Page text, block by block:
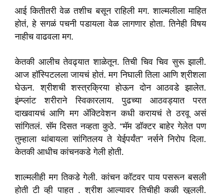
आई कितीतरी वेळ तशीच बसून राहिली मग. शाल्मलीला माहित
होतं, हे सगळं पचनी पडायला वेळ लागणार होता. तिनेही विषय
नाहीच वाढवला मग.
केतकी आलीच तेवढ्यात शाळेतून. तिची चिव चिव सुरू झाली.
आज हॉस्पिटलला जायचं होतं. मग निघाली तिला आणि श्रीशला
घेऊन. श्रीशची शस्त्रक्रिया होऊन दोन आठवडे झालेत.
इंम्प्लांट शरीराने स्विकारलाय. पुढच्या आठवड्यात परत
दाखवायचं आणि मग ॲक्टिवेशन कधी करायचं ते ठरवू असं
सांगितलं. सॅम दिसत नव्हता कुठे. “मॅम डॉक्टर बाहेर गेलेत पण
तुम्हाला थांबायला सांगितलय ते येईपर्यंत” नर्सने निरोप दिला.
केतकी आधीच कांचनकडे गेली होती.
शाल्मलीही मग तिकडे गेली. कांचन कॉटवर पाय पसरून बसली
होती टी व्ही पाहत . श्रीश आल्यावर तिचीही कळी खुलली.